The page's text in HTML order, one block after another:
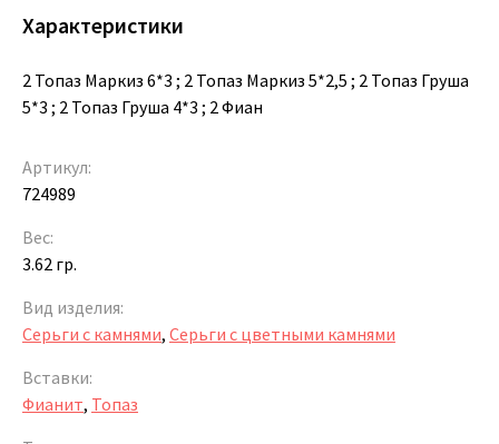
Характеристики
2 Топаз Маркиз 6*3 ; 2 Топаз Маркиз 5*2,5 ; 2 Топаз Груша
5*3 ; 2 Топаз Груша 4*3 ; 2 Фиан
Артикул:
724989
Вес:
3.62 гр.
Вид изделия:
Серьги с камнями, Серьги с цветными камнями
Вставки:
Фианит, Топаз